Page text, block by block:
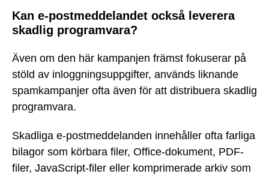
Kan e-postmeddelandet också leverera
skadlig programvara?
Även om den här kampanjen främst fokuserar på
stöld av inloggningsuppgifter, används liknande
spamkampanjer ofta även för att distribuera skadlig
programvara.
Skadliga e-postmeddelanden innehåller ofta farliga
bilagor som körbara filer, Office-dokument, PDF-
filer, JavaScript-filer eller komprimerade arkiv som